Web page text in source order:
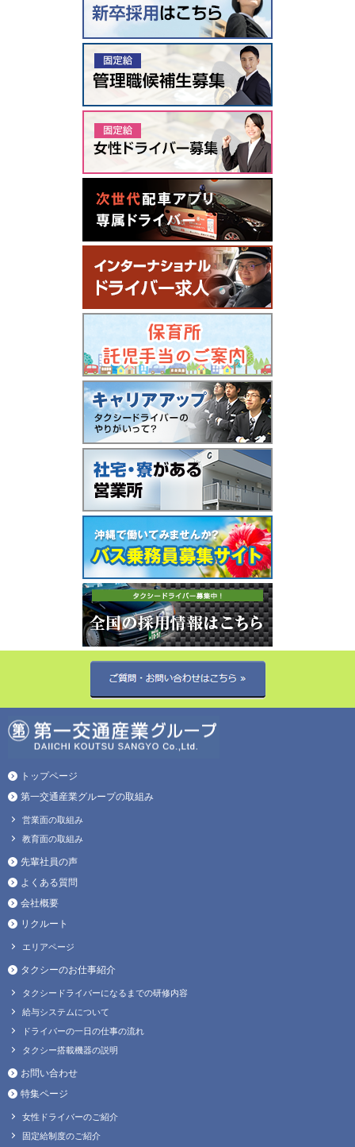
トップページ
第一交通産業グループの取組み
営業面の取組み
教育面の取組み
先輩社員の声
よくある質問
会社概要
リクルート
エリアページ
タクシーのお仕事紹介
タクシードライバーになるまでの研修内容
給与システムについて
ドライバーの一日の仕事の流れ
タクシー搭載機器の説明
お問い合わせ
特集ページ
女性ドライバーのご紹介
固定給制度のご紹介